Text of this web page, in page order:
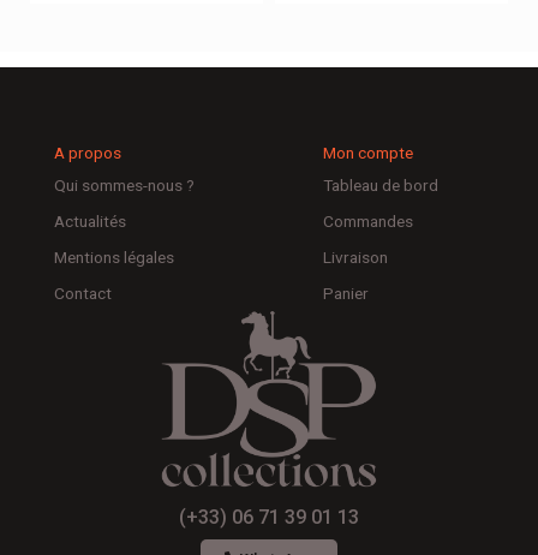
A propos
Qui sommes-nous ?
Actualités
Mentions légales
Contact
Mon compte
Tableau de bord
Commandes
Livraison
Panier
(+33) 06 71 39 01 13